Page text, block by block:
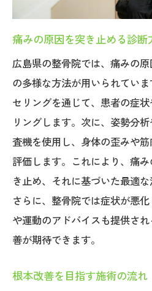
痛みの原因を突き止める診断
広島県の整骨院では、痛みの
の多様な方法が用いられてい
セリングを通じて、患者の症
リングします。次に、姿勢分
査機を使用し、身体の歪みや
評価します。これにより、痛
き止め、それに基づいた最適な
さらに、整骨院では症状が悪
や運動のアドバイスも提供さ
善が期待できます。
根本改善を目指す施術の流れ